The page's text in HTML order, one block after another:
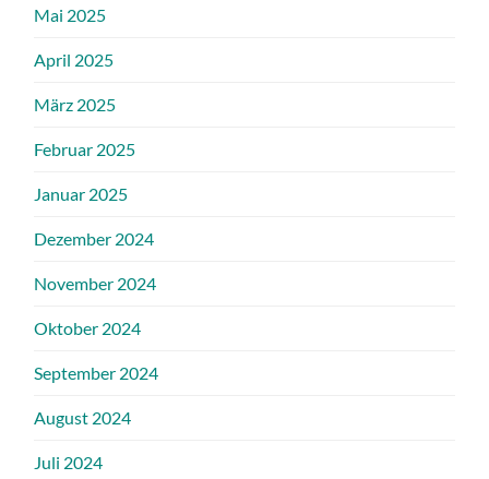
Mai 2025
April 2025
März 2025
Februar 2025
Januar 2025
Dezember 2024
November 2024
Oktober 2024
September 2024
August 2024
Juli 2024